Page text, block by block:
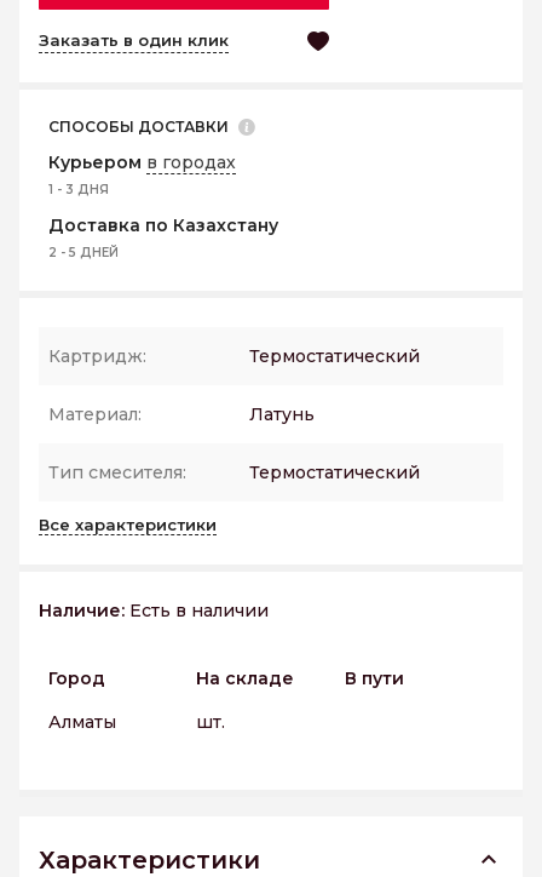
Заказать в один клик
СПОСОБЫ ДОСТАВКИ
Курьером в городах
1 - 3 ДНЯ
Доставка по Казахстану
2 - 5 ДНЕЙ
Картридж: Термостатический
Материал: Латунь
Тип смесителя: Термостатический
Все характеристики
Наличие: Есть в наличии
Город На складе
В пути
Алматы
шт.
Характеристики